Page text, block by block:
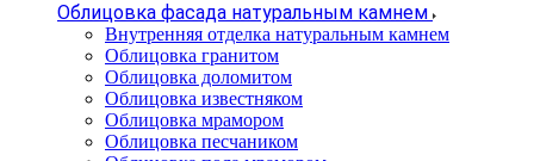
Облицовка фасада натуральным камнем
Внутренняя отделка натуральным камнем
Облицовка гранитом
Облицовка доломитом
Облицовка известняком
Облицовка мрамором
Облицовка песчаником